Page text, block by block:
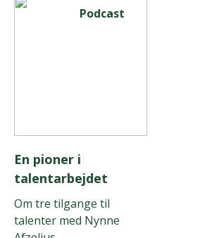
Podcast
En pioner i
talentarbejdet
Om tre tilgange til
talenter med Nynne